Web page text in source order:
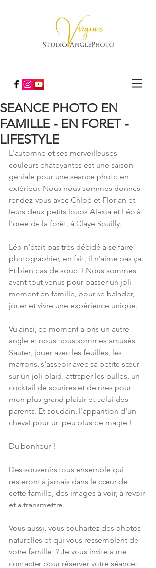
SEANCE PHOTO EN
FAMILLE - EN FORET -
LIFESTYLE
L'automne et ses merveilleuses
couleurs chatoyantes est une saison
géniale pour une séance photo en
extérieur. Nous nous sommes donnés
rendez-vous avec Chloé et Florian et
leurs deux petits loups Alexia et Léo à
l'orée de la forêt, à Claye Souilly.
Léo n'était pas très décidé à se faire
photographier, en fait, il n'aime pas ça.
Et bien pas de souci ! Nous sommes
avant tout venus pour passer un joli
moment en famille, pour se balader,
jouer et vivre une expérience unique.
Vu ainsi, ce moment a pris un autre
angle et nous nous sommes amusés.
Sauter, jouer avec les feuilles, les
marrons, s'asseoir avec sa petite sœur
sur un joli plaid, attraper les bulles, un
cocktail de sourires et de rires pour
mon plus grand plaisir et celui des
parents. Et soudain, l'apparition d'un
cheval pour un peu plus de magie !
Du bonheur !
Des souvenirs tous ensemble qui
resteront à jamais dans le cœur de
cette famille, des images à voir, à revoir
et à transmettre.
Vous aussi, vous souhaitez des photos
naturelles et qui vous ressemblent de
votre famille  ? Je vous invite à me
contacter pour réserver votre séance :